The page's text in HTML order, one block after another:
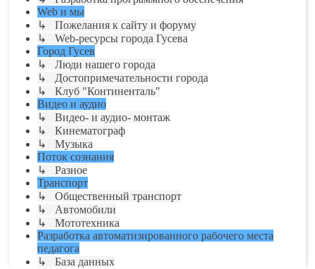
Web и мы
↳ Пожелания к сайту и форуму
↳ Web-ресурсы города Гусева
Город Гусев
↳ Люди нашего города
↳ Достопримечательности города
↳ Клуб "Континенталь"
Видео и аудио
↳ Видео- и аудио- монтаж
↳ Кинематограф
↳ Музыка
Поток сознания
↳ Разное
Транспорт
↳ Общественный транспорт
↳ Автомобили
↳ Мототехника
Разработка автоматизированного рабочего места
педагога
↳ База данных